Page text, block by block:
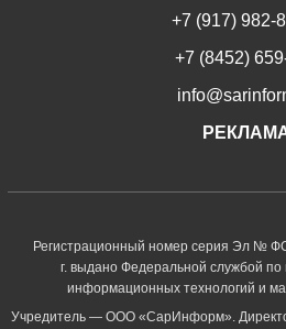
+7 (917) 982-
+7 (8452)
Регистрационный номер серия Эл №
г. выдано Федеральной службой по
информационных технологий и
Учредитель — ООО «СарИнформ».